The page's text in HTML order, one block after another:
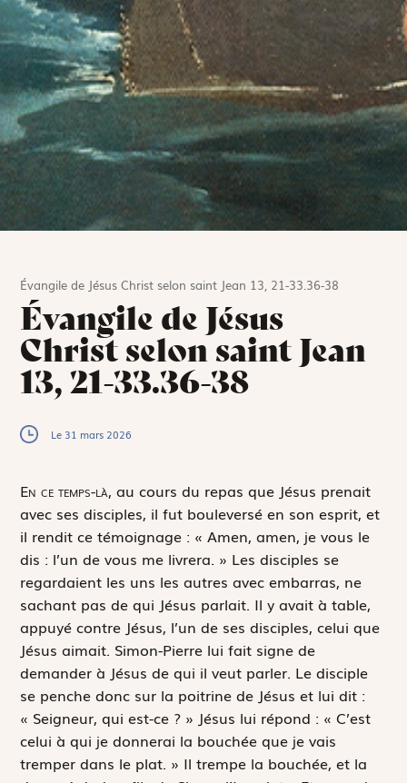
Évangile de Jésus Christ selon saint Jean 13, 21-33.36-38
Évangile de Jésus
Christ selon saint Jean
13, 21-33.36-38
Le 31 mars 2026
En ce temps-là, au cours du repas que Jésus prenait
avec ses disciples, il fut bouleversé en son esprit, et
il rendit ce témoignage : « Amen, amen, je vous le
dis : l’un de vous me livrera. » Les disciples se
regardaient les uns les autres avec embarras, ne
sachant pas de qui Jésus parlait. Il y avait à table,
appuyé contre Jésus, l’un de ses disciples, celui que
Jésus aimait. Simon-Pierre lui fait signe de
demander à Jésus de qui il veut parler. Le disciple
se penche donc sur la poitrine de Jésus et lui dit :
« Seigneur, qui est-ce ? » Jésus lui répond : « C’est
celui à qui je donnerai la bouchée que je vais
tremper dans le plat. » Il trempe la bouchée, et la